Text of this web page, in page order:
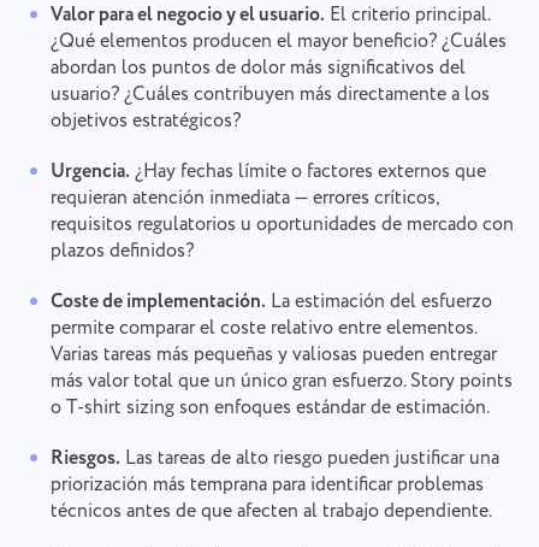
Valor para el negocio y el usuario. El criterio principal.
¿Qué elementos producen el mayor beneficio? ¿Cuáles
abordan los puntos de dolor más significativos del
usuario? ¿Cuáles contribuyen más directamente a los
objetivos estratégicos?
Urgencia. ¿Hay fechas límite o factores externos que
requieran atención inmediata — errores críticos,
requisitos regulatorios u oportunidades de mercado con
plazos definidos?
Coste de implementación. La estimación del esfuerzo
permite comparar el coste relativo entre elementos.
Varias tareas más pequeñas y valiosas pueden entregar
más valor total que un único gran esfuerzo. Story points
o T-shirt sizing son enfoques estándar de estimación.
Riesgos. Las tareas de alto riesgo pueden justificar una
priorización más temprana para identificar problemas
técnicos antes de que afecten al trabajo dependiente.